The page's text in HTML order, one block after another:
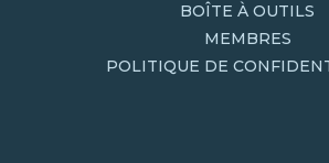
BOÎTE À OUTILS
MEMBRES
POLITIQUE DE